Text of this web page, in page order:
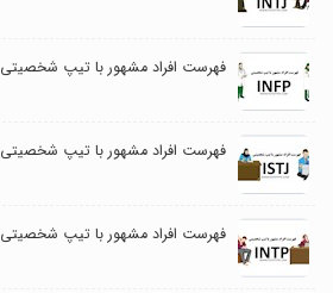
فهرست افراد مشهور با تیپ شخصیتی INFP
فهرست افراد مشهور با تیپ شخصیتی ISTJ
فهرست افراد مشهور با تیپ شخصیتی INTP